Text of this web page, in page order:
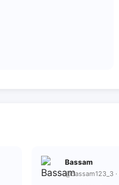
Bassam
@bassam123_3